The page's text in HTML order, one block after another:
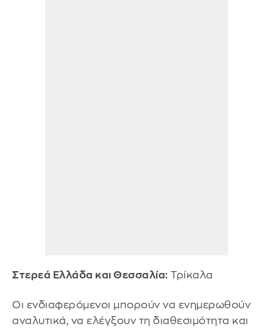
Στερεά Ελλάδα και Θεσσαλία: Τρίκαλα
Οι ενδιαφερόμενοι μπορούν να ενημερωθούν
αναλυτικά, να ελέγξουν τη διαθεσιμότητα και